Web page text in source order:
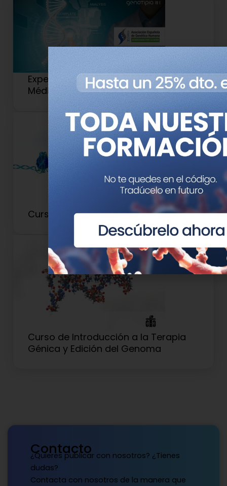
Experto Universitario en Genética
Médica y Genómica (Antiguo 2)
Curso de Epigenética en Medicina
Curso de Introducción a la Terapia
Génica y Edición del Genoma
Contacto
¿Quieres publicar con nosotros? ¿Tienes
dudas?
Contacta con nosotros de la manera que